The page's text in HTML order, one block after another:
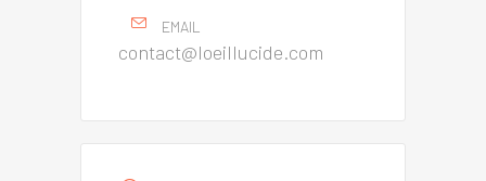
EMAIL
contact@loeillucide.com